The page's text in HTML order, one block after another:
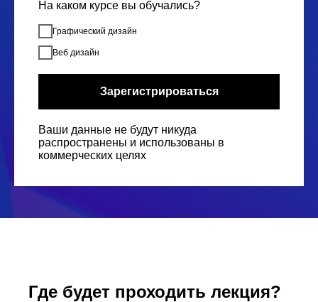
На каком курсе вы обучались?
Графический дизайн
Веб дизайн
Зарегистрироваться
Ваши данные не будут никуда
распространены и использованы в
коммерческих целях
Где будет проходить лекция?